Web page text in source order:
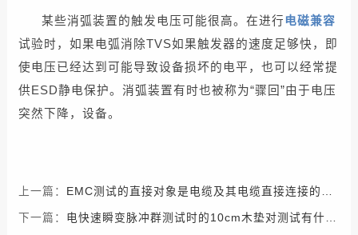
某些消弧装置的触发电压可能很高。在进行电磁兼容
试验时，如果电弧消除TVS如果触发器的速度足够快，即
使电压已经达到可能导致设备损坏的电平，也可以经常提
供ESD静电保护。消弧装置有时也被称为“骤回”由于电压
突然下降，设备。
上一篇： EMC测试的直接对象是电缆及其电缆直接连接的端口
下一篇： 电快速瞬变脉冲群测试时的10cm木垫对测试有什么影响